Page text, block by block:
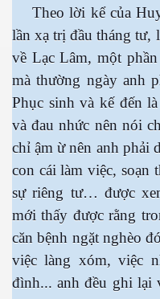
Theo lời kể của
lần xạ trị đầu tháng tư,
về Lạc Lâm, một
mà thường ngày anh
Phục sinh và kế đến
và đau nhức nên nói
chỉ ậm ừ nên anh phải
con cái làm việc, soạn
sự riêng tư… được
mới thấy được rằng
căn bệnh ngặt nghèo
việc làng xóm, việc
đình... anh đều ghi lại
Hạng